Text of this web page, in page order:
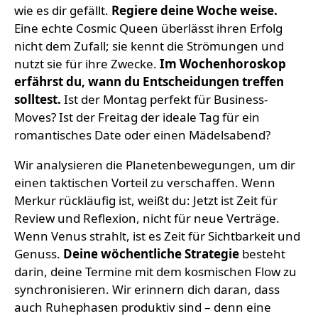
wie es dir gefällt. Regiere deine Woche weise.
Eine echte Cosmic Queen überlässt ihren Erfolg
nicht dem Zufall; sie kennt die Strömungen und
nutzt sie für ihre Zwecke. Im Wochenhoroskop
erfährst du, wann du Entscheidungen treffen
solltest. Ist der Montag perfekt für Business-
Moves? Ist der Freitag der ideale Tag für ein
romantisches Date oder einen Mädelsabend?
Wir analysieren die Planetenbewegungen, um dir
einen taktischen Vorteil zu verschaffen. Wenn
Merkur rückläufig ist, weißt du: Jetzt ist Zeit für
Review und Reflexion, nicht für neue Verträge.
Wenn Venus strahlt, ist es Zeit für Sichtbarkeit und
Genuss. Deine wöchentliche Strategie besteht
darin, deine Termine mit dem kosmischen Flow zu
synchronisieren. Wir erinnern dich daran, dass
auch Ruhephasen produktiv sind – denn eine